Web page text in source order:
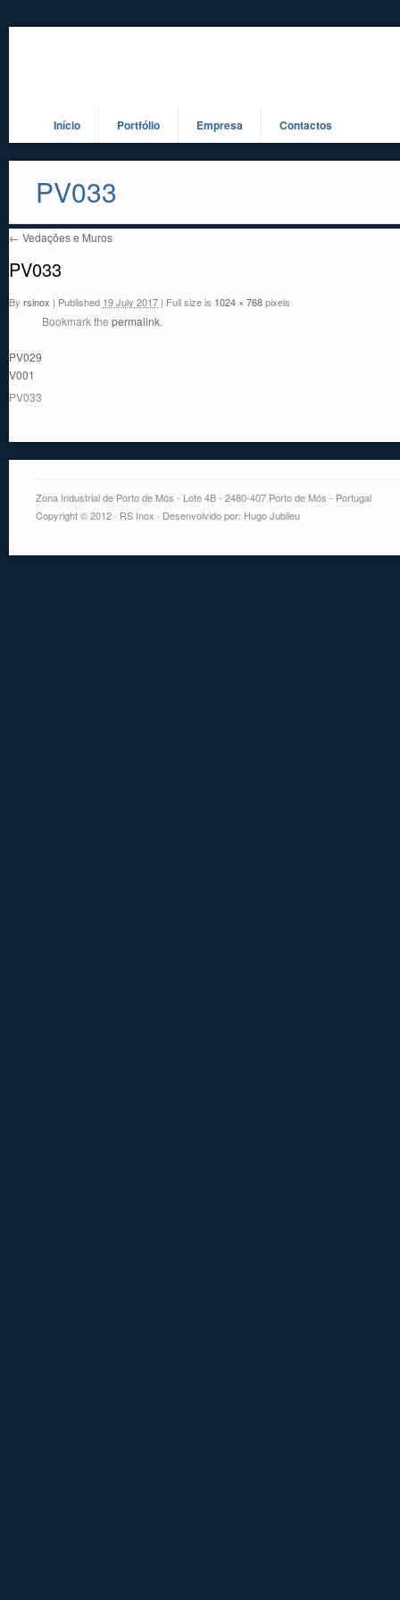
Início Portfólio Empresa Contactos
PV033
← Vedações e Muros
PV033
By rsinox | Published 19 July 2017 | Full size is 1024 × 768pixels
PV029
V001
PV033
Bookmark the permalink.
Zona Industrial de Porto de Mós - Lote 4B - 2480-407 Porto de Mós - Portugal
Copyright © 2012 · RS Inox · Desenvolvido por: Hugo Jubileu